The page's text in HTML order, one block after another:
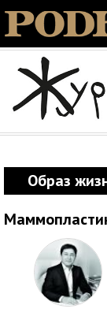
Образ